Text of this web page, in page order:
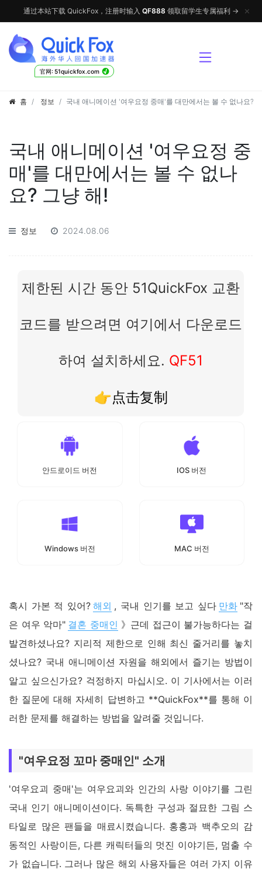
通过本站下载 QuickFox，注册时输入 QF888 领取留学生专属福利 → ✕
官网: 51quickfox.com √
홈 정보 국내 애니메이션 '여우요정 중매'를 대만에서는 볼 수 없나요?
국내 애니메이션 '여우요정 중
매'를 대만에서는 볼 수 없나
요? 그냥 해!
정보 2024.08.06
제한된 시간 동안 51QuickFox 교환
코드를 받으려면 여기에서 다운로드
하여 설치하세요. QF51
👉点击复制
안드로이드 버전 IOS 버전
Windows 버전 MAC 버전
혹시 가본 적 있어? 해외 , 국내 인기를 보고 싶다 만화 "작
은 여우 악마" 결혼 중매인 》근데 접근이 불가능하다는 걸
발견하셨나요? 지리적 제한으로 인해 최신 줄거리를 놓치
셨나요? 국내 애니메이션 자원을 해외에서 즐기는 방법이
알고 싶으신가요? 걱정하지 마십시오. 이 기사에서는 이러
한 질문에 대해 자세히 답변하고 **QuickFox**를 통해 이
러한 문제를 해결하는 방법을 알려줄 것입니다.
"여우요정 꼬마 중매인" 소개
'여우요괴 중매'는 여우요괴와 인간의 사랑 이야기를 그린
국내 인기 애니메이션이다. 독특한 구성과 절묘한 그림 스
타일로 많은 팬들을 매료시켰습니다. 홍홍과 백추오의 감
동적인 사랑이든, 다른 캐릭터들의 멋진 이야기든, 멈출 수
가 없습니다. 그러나 많은 해외 사용자들은 여러 가지 이유